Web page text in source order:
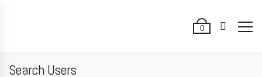
0
Search Users